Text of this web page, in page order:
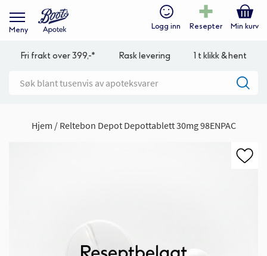
Meny Logg inn Resepter Min kurv
Fri frakt over 399,-* Rask levering 1 t klikk & hent
Hjem Reltebon Depot Depottablett 30mg 98ENPAC